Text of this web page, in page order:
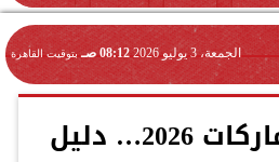
الجمعة، 3 يوليو 2026 08:12 صـ بتوقيت القاهرة
افضل شنط ماركات 2026… دليل